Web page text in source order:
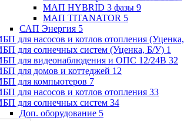
МАП HYBRID 3 фазы 9
МАП TITANATOR 5
САП Энергия 5
для насосов и котлов отопления
для солнечных систем (Уценка, Б/У) 1
для видеонаблюдения и ОПС 12/24В 32
для домов и коттеджей 12
для компьютеров 7
для насосов и котлов отопления 33
для солнечных систем 34
Доп. оборудование 5